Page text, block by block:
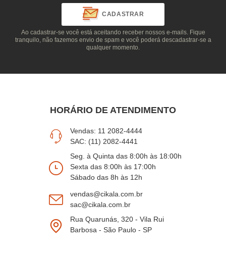
CADASTRAR
Ao cadastrar-se você está aceitando receber nossos e-mails. Fique
tranquilo, não fazemos envio de spam e você poderá descadastrar-se a
qualquer momento.
HORÁRIO DE ATENDIMENTO
Vendas: 11 2082-4444
SAC: (11) 2082-4441
Seg. à Quinta das 8:00h às 18:00h
Sexta das 8:00h às 17:00h
Sábado das 8h às 12h
vendas@cikala.com.br
sac@cikala.com.br
Rua Quarunás, 320 - Vila Rui
Barbosa - São Paulo - SP